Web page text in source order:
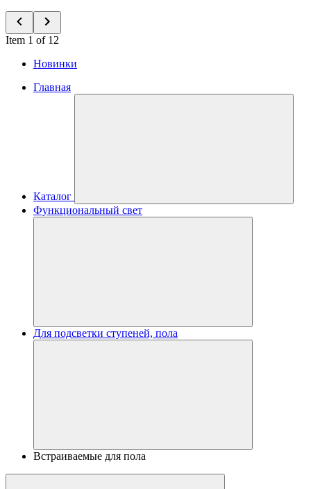
Item 1 of 12
Новинки
Главная
Каталог
Функциональный свет
Для подсветки ступеней, пола
Встраиваемые для пола